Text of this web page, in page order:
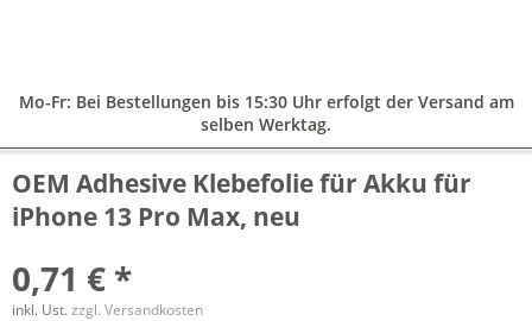
Mo-Fr: Bei Bestellungen bis 15:30 Uhr erfolgt der Versand am
selben Werktag.
OEM Adhesive Klebefolie für Akku für
iPhone 13 Pro Max, neu
0,71 € *
inkl. Ust.zzgl. Versandkosten